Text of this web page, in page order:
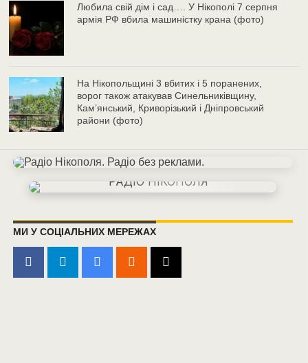
Любила свій дім і сад…. У Нікополі 7 серпня
армія РФ вбила машиністку крана (фото)
На Нікопольщині 3 вбитих і 5 поранених,
ворог також атакував Синельниківщину,
Кам’янський, Криворізький і Дніпровський
райони (фото)
МИ У СОЦІАЛЬНИХ МЕРЕЖАХ